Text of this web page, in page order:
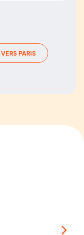
VERS PARIS